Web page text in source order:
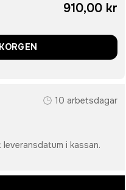
910,00 kr
10 arbetsdagar
i kassan.